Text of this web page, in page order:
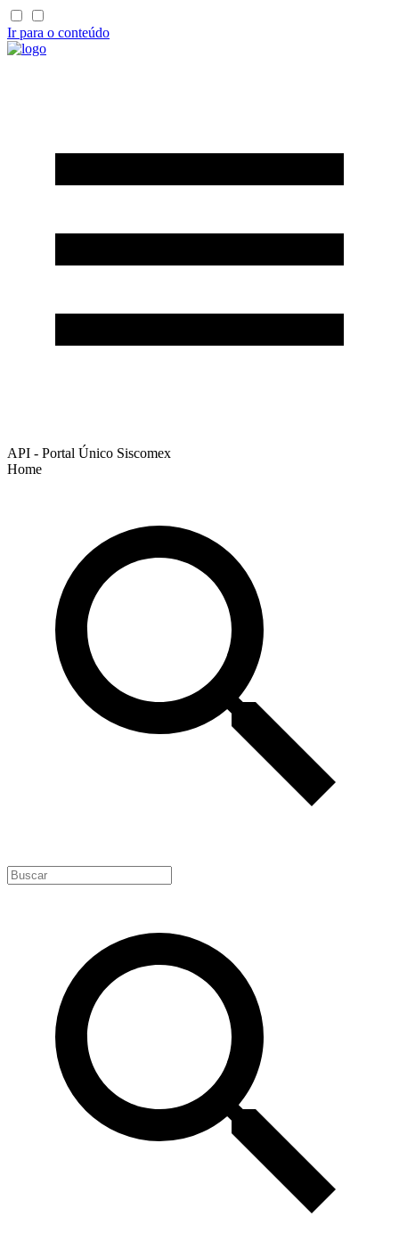
Ir para o conteúdo
API - Portal Único Siscomex
Home